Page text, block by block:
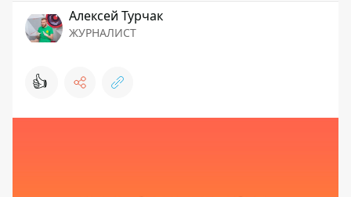
Алексей Турчак
ЖУРНАЛИСТ
👍